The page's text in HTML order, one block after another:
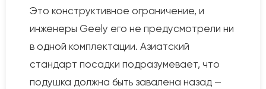
Это конструктивное ограничение, и
инженеры Geely его не предусмотрели ни
в одной комплектации. Азиатский
стандарт посадки подразумевает, что
подушка должна быть завалена назад —